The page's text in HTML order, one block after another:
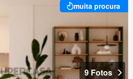
muita procura
9 Fotos